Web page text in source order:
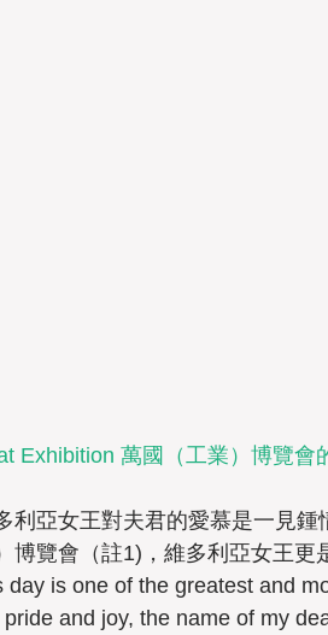
Exhibition 萬國（工業）博覽會
利亞女王對夫君的愛慕是一見
博覽會（註1)，維多利亞女王
day is one of the greatest and
and joy, the name of my